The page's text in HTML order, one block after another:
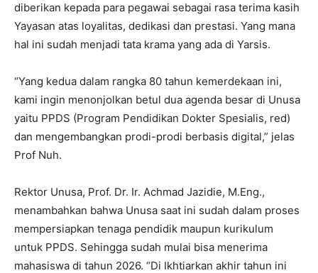
diberikan kepada para pegawai sebagai rasa terima kasih
Yayasan atas loyalitas, dedikasi dan prestasi. Yang mana
hal ini sudah menjadi tata krama yang ada di Yarsis.
“Yang kedua dalam rangka 80 tahun kemerdekaan ini,
kami ingin menonjolkan betul dua agenda besar di Unusa
yaitu PPDS (Program Pendidikan Dokter Spesialis, red)
dan mengembangkan prodi-prodi berbasis digital,” jelas
Prof Nuh.
Rektor Unusa, Prof. Dr. Ir. Achmad Jazidie, M.Eng.,
menambahkan bahwa Unusa saat ini sudah dalam proses
mempersiapkan tenaga pendidik maupun kurikulum
untuk PPDS. Sehingga sudah mulai bisa menerima
mahasiswa di tahun 2026. “Di Ikhtiarkan akhir tahun ini